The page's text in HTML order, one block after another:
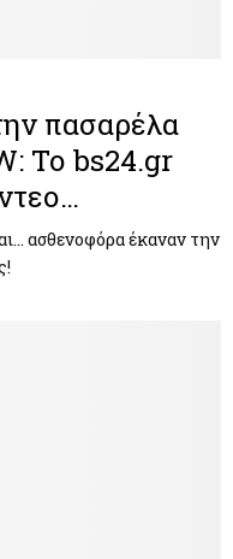
πασαρέλα
Το bs24.gr
ασθενοφόρα έκαναν την